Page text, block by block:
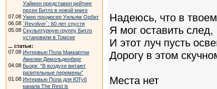
Уаймен представил рейтинг
песен Битлз в новой книге
07.08 Умер продюсер Уильям Орбит
06.08 `Revolver`: 60 лет спустя
05.08 Скульптурную группу Битлз
установили в Томске
... статьи:
07.08 Интервью Пола Маккартни
Амелии Димольденберг
04.08 Бьорк: “В воздухе витают
разительные перемены”
01.08 Интервью Пола для ЮТуб
канала The Rest is
Надеюсь, что в
Я мог оставить след,
И этот луч пусть
Дорогу в этом
Места нет